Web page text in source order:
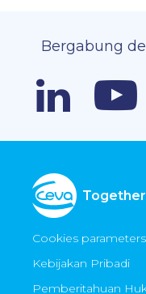
Bergabung
Cookies parameters
Kebijakan Pribadi
Pemberitahuan